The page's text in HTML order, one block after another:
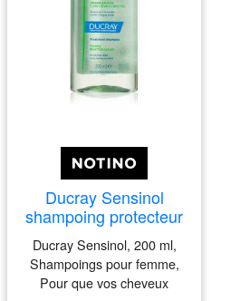
Ducray Sensinol
shampoing protecteur
et apaisant
physiologique 200 ml
Ducray Sensinol, 200 ml,
Shampoings pour femme,
Pour que vos cheveux